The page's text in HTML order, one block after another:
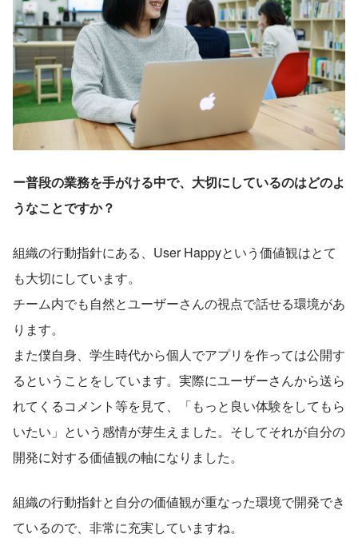
ー普段の業務を手がける中で、大切にしているのはどのよ
うなことですか？
組織の行動指針にある、User Happyという価値観はとて
も大切にしています。
チーム内でも自然とユーザーさんの視点で話せる環境があ
ります。
また僕自身、学生時代から個人でアプリを作っては公開す
るということをしています。実際にユーザーさんから送ら
れてくるコメント等を見て、「もっと良い体験をしてもら
いたい」という感情が芽生えました。そしてそれが自分の
開発に対する価値観の軸になりました。
組織の行動指針と自分の価値観が重なった環境で開発でき
ているので、非常に充実していますね。